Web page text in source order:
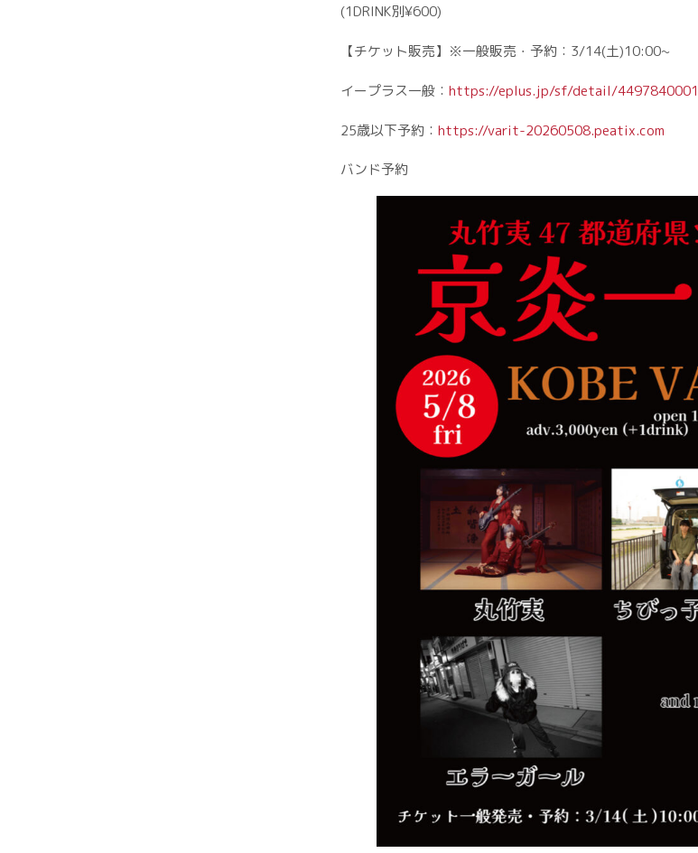
(1DRINK別¥600)
【チケット販売】※一般販売・予約：3/14(土)10:00~
イープラス一般：https://eplus.jp/sf/detail/
25歳以下予約：https://varit-20260508.peatix.com
バンド予約